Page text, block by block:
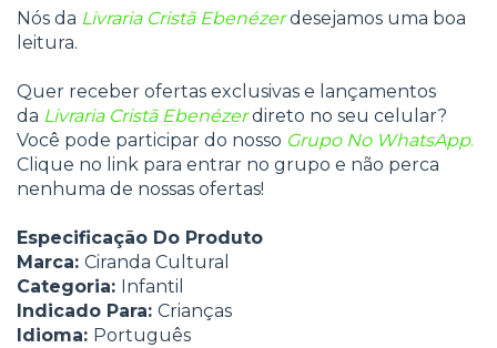
Nós da Livraria Cristã Ebenézerdesejamos uma boa
leitura.
Quer receber ofertas exclusivas e lançamentos
da Livraria Cristã Ebenézer direto no seu celular?
Você pode participar do nosso Grupo No WhatsApp.
Clique no link para entrar no grupo e não perca
nenhuma de nossas ofertas!
Especificação Do Produto
Marca: Ciranda Cultural
Categoria: Infantil
Indicado Para: Crianças
Idioma: Português